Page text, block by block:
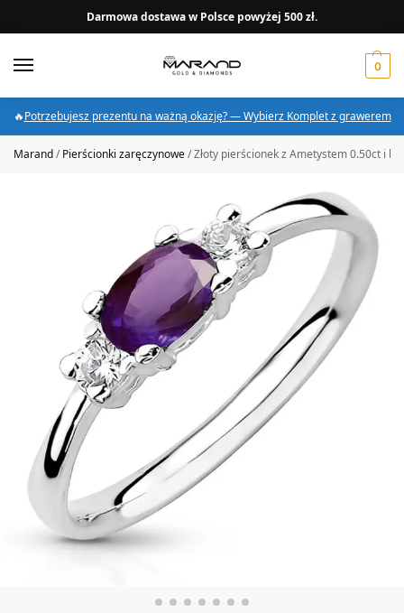
Darmowa dostawa w Polsce powyżej 500 zł.
0
🔥Potrzebujesz prezentu na ważną okazję? — Wybierz Komplet z grawerem
Marand/Pierścionki zaręczynowe/Złoty pierścionek z Ametystem 0.50ct i